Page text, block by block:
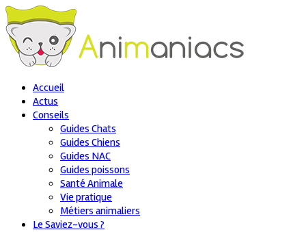
Accueil
Actus
Conseils
Guides Chats
Guides Chiens
Guides NAC
Guides poissons
Santé Animale
Vie pratique
Métiers animaliers
Le Saviez-vous ?